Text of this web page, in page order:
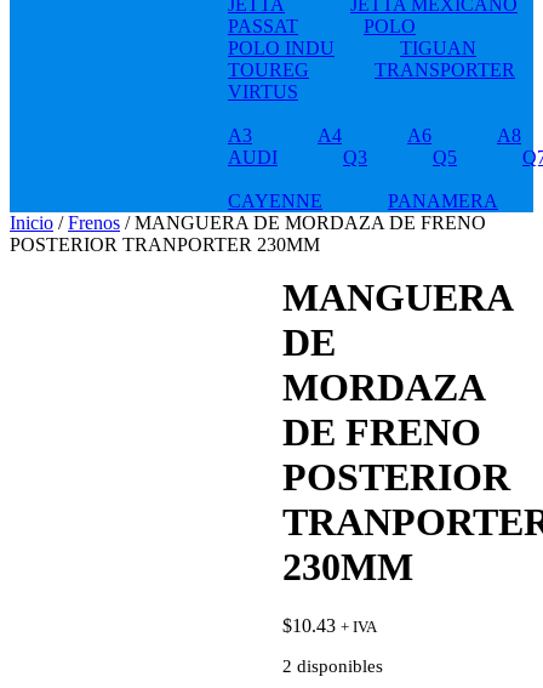
JETTA
JETTA MEXICANO
PASSAT
POLO
POLO INDU
TIGUAN
TOUREG
TRANSPORTER
VIRTUS
A3 A4 A6
A8
AUDI
Q3 Q5
CAYENNE
PANAMERA
Inicio /Frenos / MANGUERA DE MORDAZA DE FRENO
POSTERIOR TRANPORTER 230MM
MANGUERA
DE
MORDAZA
DE FRENO
POSTERIOR
230MM
$10.43 + IVA
2 disponibles